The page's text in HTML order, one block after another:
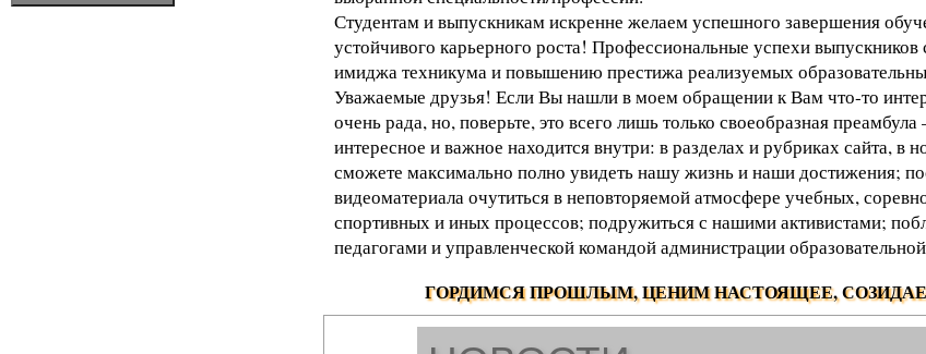
Студентам и выпускникам искренне желаем успешного завершения
устойчивого карьерного роста! Профессиональные успехи
имиджа техникума и повышению престижа реализуемых
Уважаемые друзья! Если Вы нашли в моем обращении к Вам что-то
очень рада, но, поверьте, это всего лишь только своеобразная преамбула
интересное и важное находится внутри: в разделах и рубриках сайта, в
сможете максимально полно увидеть нашу жизнь и наши достижения;
видеоматериала очутиться в неповторяемой атмосфере учебных,
спортивных и иных процессов; подружиться с нашими активистами;
педагогами и управленческой командой администрации
ГОРДИМСЯ ПРОШЛЫМ, ЦЕНИМ НАСТОЯЩЕЕ,